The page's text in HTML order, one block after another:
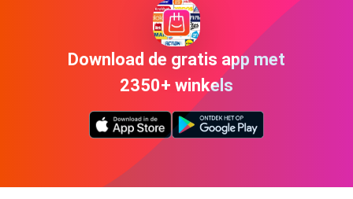
Download de gratis app met
2350+ winkels